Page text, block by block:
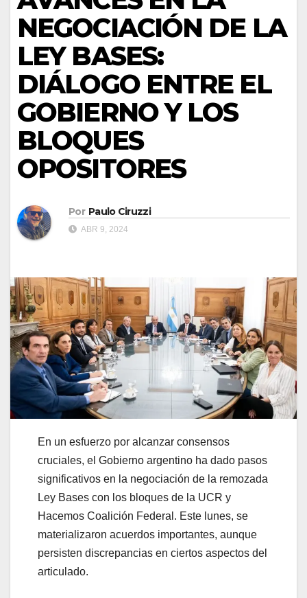
NEGOCIACIÓN DE LA
LEY BASES:
DIÁLOGO ENTRE EL
GOBIERNO Y LOS
BLOQUES
OPOSITORES
Por Paulo Ciruzzi
ABR 9, 2024
En un esfuerzo por alcanzar consensos
cruciales, el Gobierno argentino ha dado pasos
significativos en la negociación de la remozada
Ley Bases con los bloques de la UCR y
Hacemos Coalición Federal. Este lunes, se
materializaron acuerdos importantes, aunque
persisten discrepancias en ciertos aspectos del
articulado.